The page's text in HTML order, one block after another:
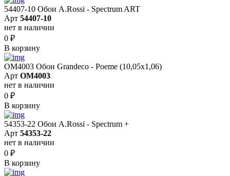
54407-10 Обои A.Rossi - Spectrum ART
Арт 54407-10
нет в наличии
0 ₽
В корзину
OM4003 Обои Grandeco - Poeme (10,05х1,06)
Арт OM4003
нет в наличии
0 ₽
В корзину
54353-22 Обои A.Rossi - Spectrum +
Арт 54353-22
нет в наличии
0 ₽
В корзину